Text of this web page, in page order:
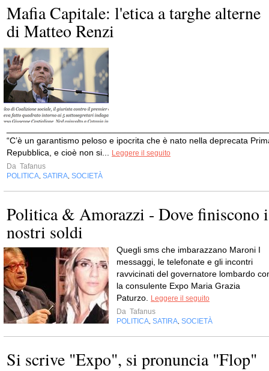
Mafia Capitale: l'etica a targhe alterne
di Matteo Renzi
“C’è un garantismo peloso e ipocrita che è nato nella deprecata
Repubblica, e cioè non si...
Leggere il seguito
Da Tafanus
POLITICA SATIRA SOCIETÀ
Politica & Amorazzi - Dove finiscono i
nostri soldi
Quegli sms che imbarazzano Maroni I
messaggi, le telefonate e gli incontri
ravvicinati del governatore lombardo
la consulente Expo Maria Grazia
Paturzo.
Leggere il seguito
Da Tafanus
POLITICA SATIRA SOCIETÀ
Si scrive "Expo", si pronuncia "Flop"